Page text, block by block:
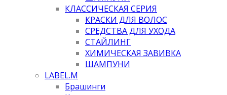
КЛАССИЧЕСКАЯ СЕРИЯ
КРАСКИ ДЛЯ ВОЛОС
СРЕДСТВА ДЛЯ УХОДА
СТАЙЛИНГ
ХИМИЧЕСКАЯ ЗАВИВКА
ШАМПУНИ
LABEL.M
Брашинги